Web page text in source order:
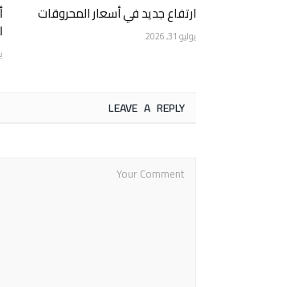
ارتفاع جديد في أسعار المحروقات
يوليو 31, 2026
LEAVE A REPLY